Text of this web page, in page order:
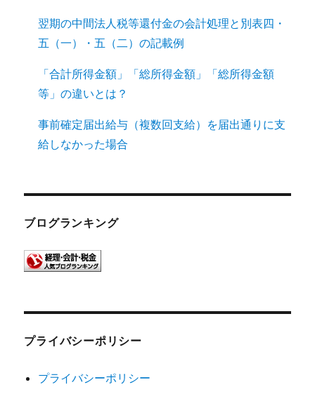
翌期の中間法人税等還付金の会計処理と別表四・
五（一）・五（二）の記載例
「合計所得金額」「総所得金額」「総所得金額
等」の違いとは？
事前確定届出給与（複数回支給）を届出通りに支
給しなかった場合
ブログランキング
プライバシーポリシー
プライバシーポリシー